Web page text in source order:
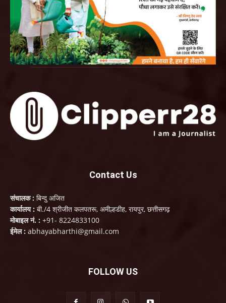
Contact Us
संचालक : बिन्दु अजित
कार्यालय : बी./4 श्रीजीत कलपतरू, अमील्हडीह, रायपुर, छत्तीसगढ़
मोबाइल नं. : +91- 8224833100
ईमेल : abhayabharthi@gmail.com
FOLLOW US